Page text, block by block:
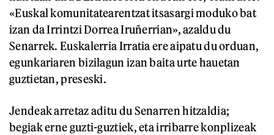
«Euskal komunitatearentzat itsasargi moduko bat
izan da Irrintzi Dorrea Iruñerrian», azaldu du
Senarrek. Euskalerria Irratia ere aipatu du orduan,
egunkariaren bizilagun izan baita urte hauetan
guztietan, preseski.
Jendeak arretaz aditu du Senarren hitzaldia;
begiak erne guzti-guztiek, eta irribarre konplizeak